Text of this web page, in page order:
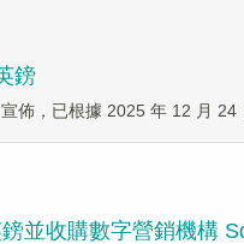
鎊
，已根據 2025 年 12 月 24
並收購數字營銷機構